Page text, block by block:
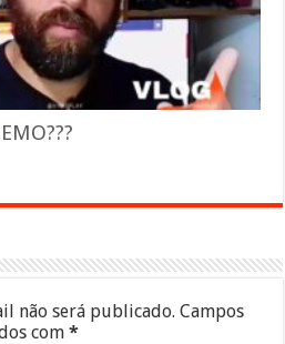
não será publicado. Campos
com*